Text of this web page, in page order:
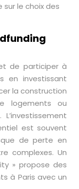
sur le choix des
de participer à
en investissant
la construction
logements ou
est souvent
de perte en
complexes. Un
» propose des
à Paris avec un